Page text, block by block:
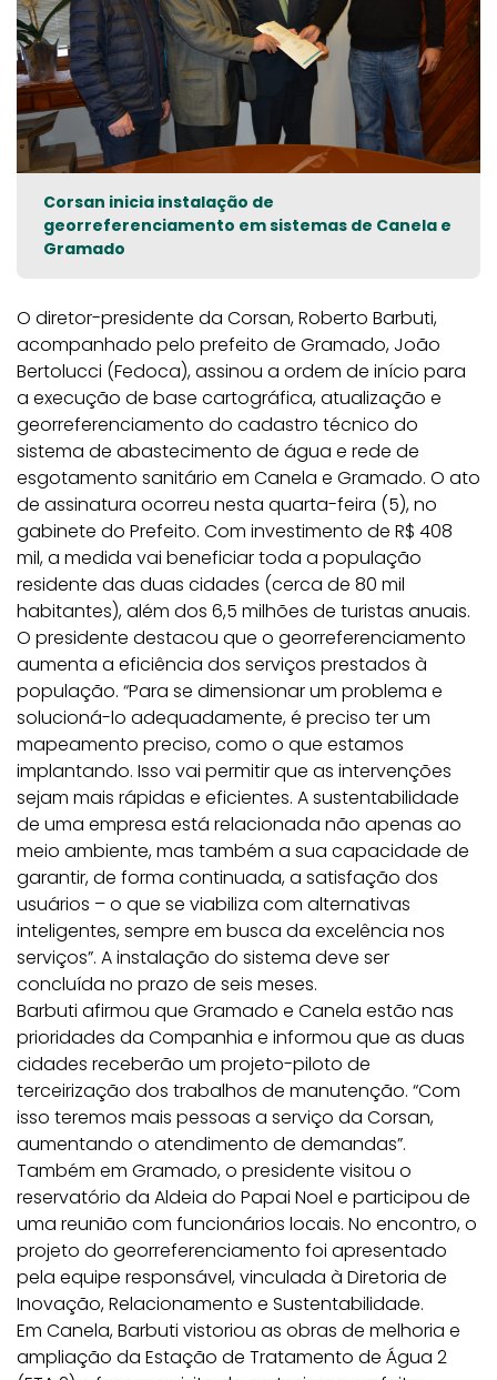
Corsan inicia instalação de
georreferenciamento em sistemas de Canela e
Gramado
O diretor-presidente da Corsan, Roberto Barbuti,
acompanhado pelo prefeito de Gramado, João
Bertolucci (Fedoca), assinou a ordem de início para
a execução de base cartográfica, atualização e
georreferenciamento do cadastro técnico do
sistema de abastecimento de água e rede de
esgotamento sanitário em Canela e Gramado. O ato
de assinatura ocorreu nesta quarta-feira (5), no
gabinete do Prefeito. Com investimento de R$ 408
mil, a medida vai beneficiar toda a população
residente das duas cidades (cerca de 80 mil
habitantes), além dos 6,5 milhões de turistas anuais.
O presidente destacou que o georreferenciamento
aumenta a eficiência dos serviços prestados à
população. “Para se dimensionar um problema e
solucioná-lo adequadamente, é preciso ter um
mapeamento preciso, como o que estamos
implantando. Isso vai permitir que as intervenções
sejam mais rápidas e eficientes. A sustentabilidade
de uma empresa está relacionada não apenas ao
meio ambiente, mas também a sua capacidade de
garantir, de forma continuada, a satisfação dos
usuários – o que se viabiliza com alternativas
inteligentes, sempre em busca da excelência nos
serviços”. A instalação do sistema deve ser
concluída no prazo de seis meses.
Barbuti afirmou que Gramado e Canela estão nas
prioridades da Companhia e informou que as duas
cidades receberão um projeto-piloto de
terceirização dos trabalhos de manutenção. “Com
isso teremos mais pessoas a serviço da Corsan,
aumentando o atendimento de demandas”.
Também em Gramado, o presidente visitou o
reservatório da Aldeia do Papai Noel e participou de
uma reunião com funcionários locais. No encontro, o
projeto do georreferenciamento foi apresentado
pela equipe responsável, vinculada à Diretoria de
Inovação, Relacionamento e Sustentabilidade.
Em Canela, Barbuti vistoriou as obras de melhoria e
ampliação da Estação de Tratamento de Água 2